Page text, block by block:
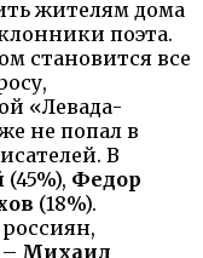
жителям дома
поэта.
становится все
«Левада-
не попал в
В
(45%), Федор
(18%).
Михаил